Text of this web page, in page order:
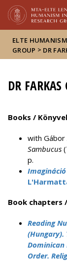
ELTE
GROUP > DR
DR FARKAS
Books /
with Gábor
Sambucus
p.
Book chapters
Reading
(Hungary).
Order.